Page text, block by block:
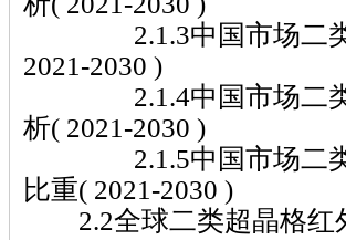
2.1.3中国市场二类
2021-2030 )
2.1.4中国市场二类超
析( 2021-2030 )
2.1.5中国市场二类超
比重( 2021-2030 )
2.2全球二类超晶格红